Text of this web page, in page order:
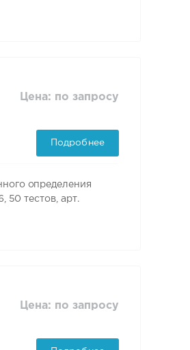
Цена: по запросу
Подробнее
определения
50 тестов, арт.
Цена: по запросу